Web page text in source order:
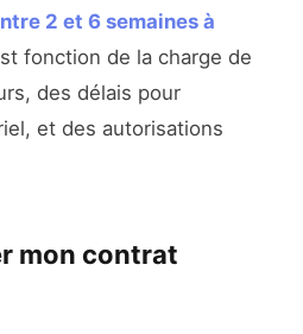
2 et 6 semaines à
fonction de la charge de
des délais pour
et des autorisations
mon contrat